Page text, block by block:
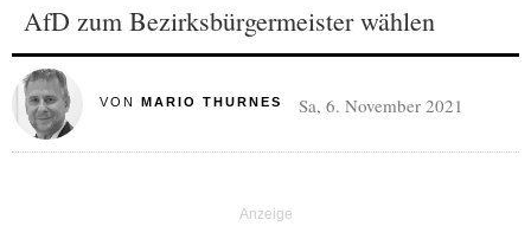
AfD zum Bezirksbürgermeister wählen
VON MARIO THURNES Sa, 6. November 2021